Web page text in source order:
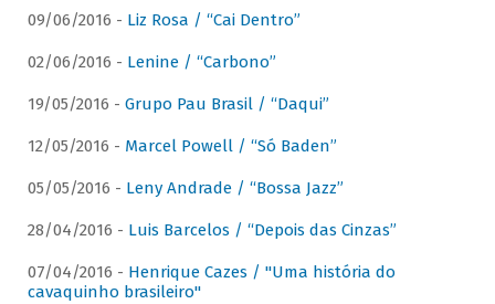
09/06/2016 - Liz Rosa / “Cai Dentro”
02/06/2016 - Lenine / “Carbono”
19/05/2016 - Grupo Pau Brasil / “Daqui”
12/05/2016 - Marcel Powell / “Só Baden”
05/05/2016 - Leny Andrade / “Bossa Jazz”
28/04/2016 - Luis Barcelos / “Depois das Cinzas”
07/04/2016 - Henrique Cazes / "Uma história do
cavaquinho brasileiro"